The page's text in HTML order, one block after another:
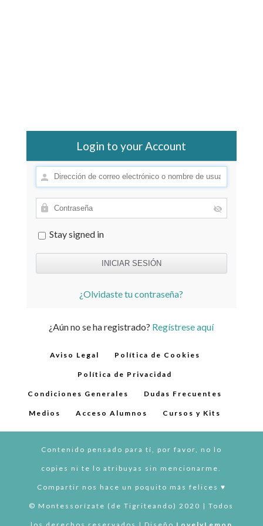
Login to your Account
Stay signed in
¿Olvidaste tu contraseña?
¿Aún no se ha registrado? Regístrese aquí
Aviso Legal Política de Cookies
Política de Privacidad
Condiciones Generales Dudas Frecuentes
Medios Acceso Alumnos Cursos y Kits
Contenido pensado para tí, por favor, no lo
copies ni te lo atribuyas sin mencionarme.
Compartir nos hace un poquito más felices ♥︎
© Montessorízate (de Tigriteando) 2020 | Todos